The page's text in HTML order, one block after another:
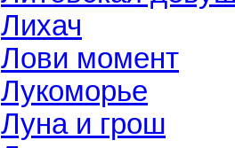
Лихач
Лови момент
Лукоморье
Луна и грош